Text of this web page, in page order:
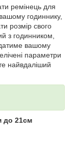
ремінець для
годиннику,
розмір свого
з годинником,
вашому
параметри
найвдаліший
до 21см